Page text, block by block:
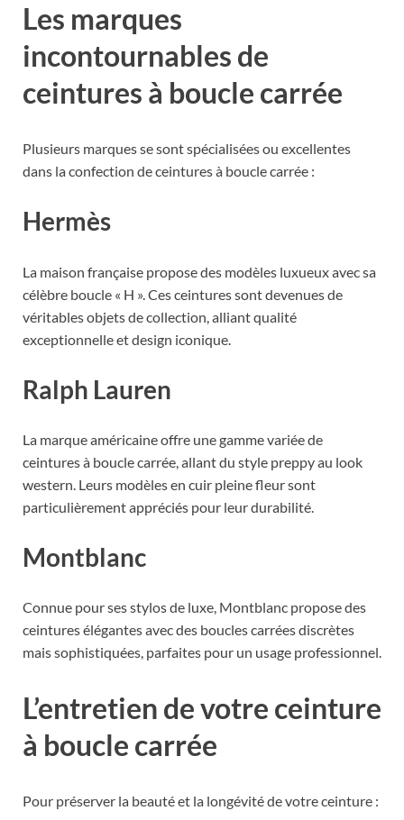
Les marques
incontournables de
ceintures à boucle carrée
Plusieurs marques se sont spécialisées ou excellentes
dans la confection de ceintures à boucle carrée :
Hermès
La maison française propose des modèles luxueux avec sa
célèbre boucle « H ». Ces ceintures sont devenues de
véritables objets de collection, alliant qualité
exceptionnelle et design iconique.
Ralph Lauren
La marque américaine offre une gamme variée de
ceintures à boucle carrée, allant du style preppy au look
western. Leurs modèles en cuir pleine fleur sont
particulièrement appréciés pour leur durabilité.
Montblanc
Connue pour ses stylos de luxe, Montblanc propose des
ceintures élégantes avec des boucles carrées discrètes
mais sophistiquées, parfaites pour un usage professionnel.
L’entretien de votre ceinture
à boucle carrée
Pour préserver la beauté et la longévité de votre ceinture :